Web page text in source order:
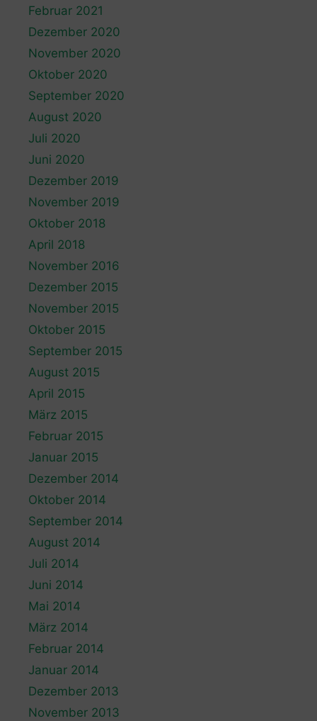
Februar 2021
Dezember 2020
November 2020
Oktober 2020
September 2020
August 2020
Juli 2020
Juni 2020
Dezember 2019
November 2019
Oktober 2018
April 2018
November 2016
Dezember 2015
November 2015
Oktober 2015
September 2015
August 2015
April 2015
März 2015
Februar 2015
Januar 2015
Dezember 2014
Oktober 2014
September 2014
August 2014
Juli 2014
Juni 2014
Mai 2014
März 2014
Februar 2014
Januar 2014
Dezember 2013
November 2013